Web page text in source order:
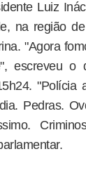
Luiz
na região
"Agora
escreveu o
"Polícia
Pedras.